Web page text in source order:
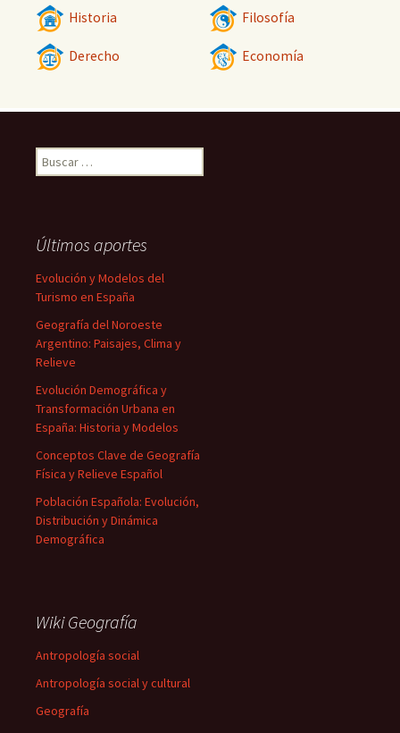
Historia Filosofía
Derecho Economía
Buscar:
Últimos aportes
Evolución y Modelos del
Turismo en España
Geografía del Noroeste
Argentino: Paisajes, Clima y
Relieve
Evolución Demográfica y
Transformación Urbana en
España: Historia y Modelos
Conceptos Clave de Geografía
Física y Relieve Español
Población Española: Evolución,
Distribución y Dinámica
Demográfica
Wiki Geografía
Antropología social
Antropología social y cultural
Geografía